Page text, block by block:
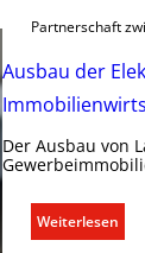
u
m
l
i
m
e
Partnerschaft
Ausbau der
Der Ausbau von
Weiterlesen:
A